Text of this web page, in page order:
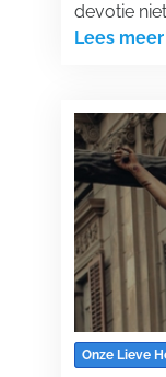
devotie
Lees meer
Onze Lieve